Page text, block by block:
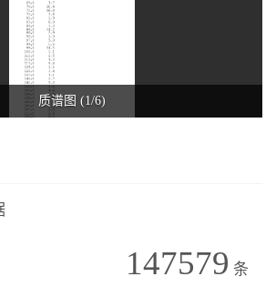
质谱图 (1/6)
147579 条